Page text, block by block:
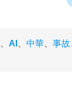
AI 中華 事故